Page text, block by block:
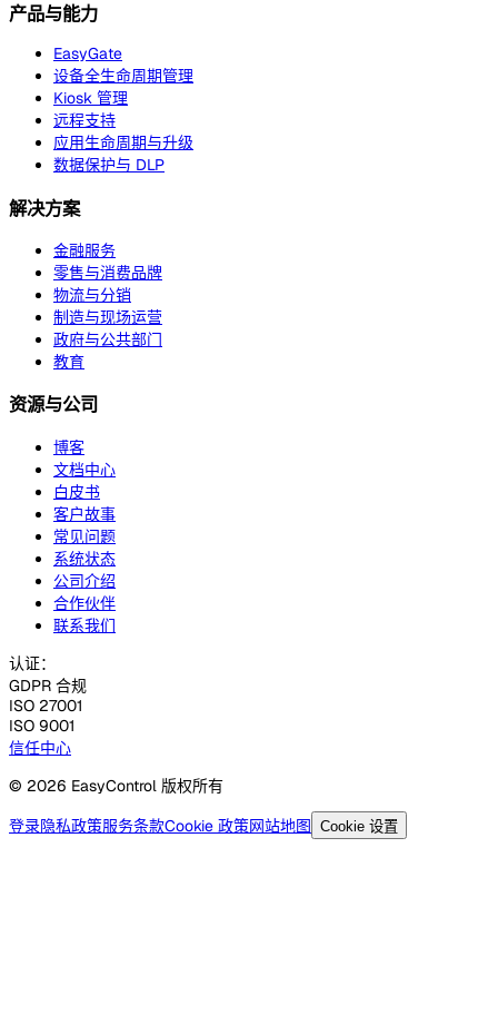
产品与能力
EasyGate
设备全生命周期管理
Kiosk 管理
远程支持
应用生命周期与升级
数据保护与 DLP
解决方案
金融服务
零售与消费品牌
物流与分销
制造与现场运营
政府与公共部门
教育
资源与公司
博客
文档中心
白皮书
客户故事
常见问题
系统状态
公司介绍
合作伙伴
联系我们
认证：
GDPR 合规
ISO 27001
ISO 9001
信任中心
© 2026 EasyControl 版权所有
登录隐私政策服务条款Cookie 政策网站地图 Cookie 设置